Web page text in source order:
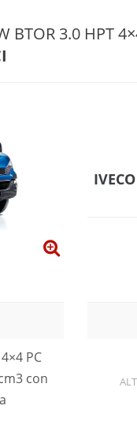
BTOR 3.0 HPT
PC
con